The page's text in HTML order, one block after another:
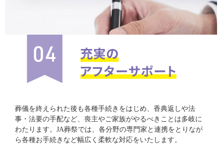
葬儀を終えられた後も各種手続きをはじめ、香典返しや法
事・法要の手配など、喪主やご家族がやるべきことは多岐に
わたります。JA葬祭では、各分野の専門家と連携をとりなが
ら各種お手続きなど幅広く柔軟な対応をいたします。